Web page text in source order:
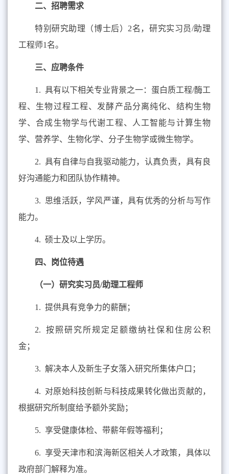
二、招聘需求
特别研究助理（博士后） 2名，研究实习员/助理
工程师1 名。
三、应聘条件
1. 具有以下相关专业背景之一：蛋白质工程/酶工
程、生物过程工程、发酵产品分离纯化、结构生物
学、合成生物学与代谢工程、人工智能与计算生物
学、营养学、生物化学、分子生物学或微生物学。
2. 具有自律与自我驱动能力，认真负责，具有良
好沟通能力和团队协作精神。
3. 思维活跃，学风严谨，具有优秀的分析与写作
能力。
4. 硕士及以上学历。
四、岗位待遇
（一）研究实习员/助理工程师
1. 提供具有竞争力的薪酬；
2.
按照研究所规定足额缴纳社保和住房公积
金；
3. 解决本人及新生子女落入研究所集体户口；
4. 对原始科技创新与科技成果转化做出贡献的，
根据研究所制度给予额外奖励；
5. 享受健康体检、带薪年假等福利；
6. 享受天津市和滨海新区相关人才政策，具体以
政府部门解释为准。